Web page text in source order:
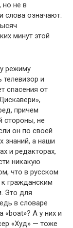
но не в
слова означают.
минут этой
режиму
и
спасения от
причем
стороны, не
он по своей
знаний, а наши
и редакторах,
никакую
что в русском
гражданским
Это для
в словаре
«boat»? А у них и
«Худ» — тоже